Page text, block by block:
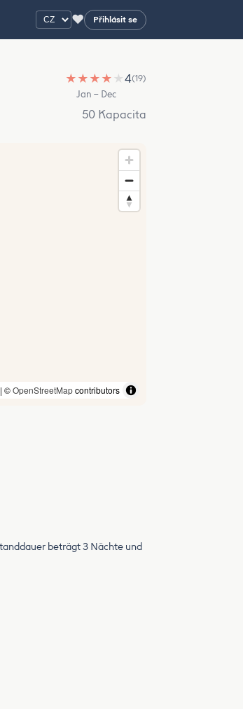
♥ Přihlásit se
★ ★ ★ ★ ★4(19)
Jan – Dec
50 Kapacita
| ©OpenStreetMapcontributors
beträgt 3 Nächte und